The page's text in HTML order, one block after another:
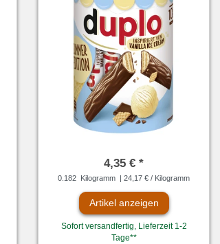
4,35 € *
0.182 Kilogramm | 24,17 € / Kilogramm
Artikel anzeigen
Sofort versandfertig, Lieferzeit 1-2
Tage**